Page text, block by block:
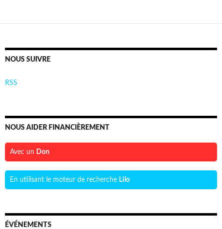
NOUS SUIVRE
RSS
NOUS AIDER FINANCIÈREMENT
Avec un Don
En utilisant le moteur de recherche Lilo
ÉVÉNEMENTS